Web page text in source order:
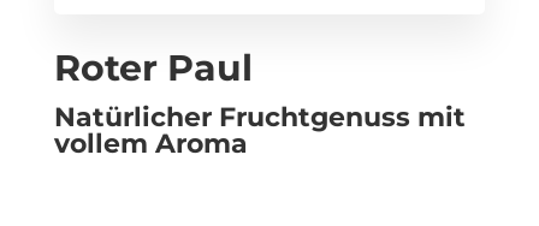
Roter Paul
Natürlicher Fruchtgenuss mit
vollem Aroma